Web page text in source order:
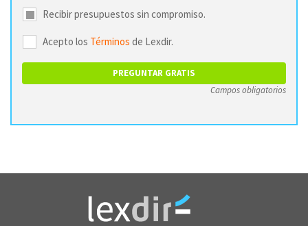
Recibir presupuestos sin compromiso.
Acepto los Términos de Lexdir.
Campos obligatorios